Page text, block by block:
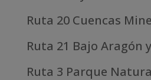
Ruta 20 Cuencas
Ruta 21 Bajo Aragón
Ruta 3 Parque